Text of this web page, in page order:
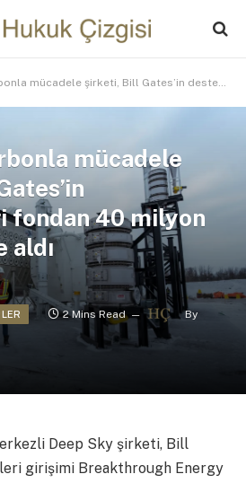
şirketi, Bill Gates’in desteklediği fondan 40 milyon dolarlık hibe aldı
mücadele
fondan 40 milyon
aldı
2 Mins Read By
Deep Sky şirketi, Bill
girişimi Breakthrough Energy